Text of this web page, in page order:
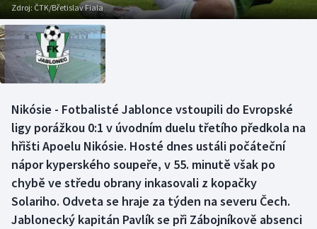
Basketbal
Biatlon
Boby a skeleton
Box
Curling
Dostihy
Florbal
Historické návraty
Aplikace ČT sport
AZ kvíz
Zdroj: ČTK/Břetislav Fiala
Nikósie - Fotbalisté Jablonce vstoupili do Evropské
ligy porážkou 0:1 v úvodním duelu třetího předkola na
hřišti Apoelu Nikósie. Hosté dnes ustáli počáteční
nápor kyperského soupeře, v 55. minutě však po
chybě ve středu obrany inkasovali z kopačky
Solariho. Odveta se hraje za týden na severu Čech.
Jablonecký kapitán Pavlík se při Zábojníkově absenci